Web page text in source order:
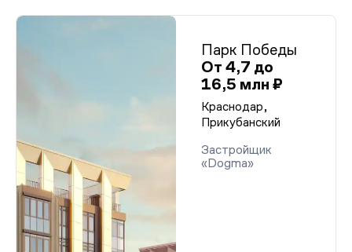
Парк Победы
От 4,7 до
16,5 млн ₽
Краснодар,
Прикубанский
Застройщик
«Dogma»